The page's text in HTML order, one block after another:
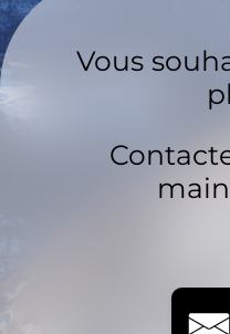
Vous